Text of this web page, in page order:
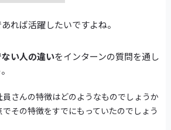
れば活躍したいですよね。
い人の違いをインターンの質問を通し
さんの特徴はどのようなものでしょうか
その特徴をすでにもっていたのでしょう